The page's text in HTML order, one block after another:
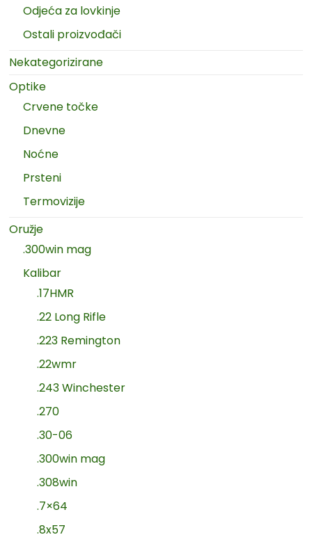
Odjeća za lovkinje
Ostali proizvođači
Nekategorizirane
Optike
Crvene točke
Dnevne
Noćne
Prsteni
Termovizije
Oružje
.300win mag
Kalibar
.17HMR
.22 Long Rifle
.223 Remington
.22wmr
.243 Winchester
.270
.30-06
.300win mag
.308win
.7×64
.8x57